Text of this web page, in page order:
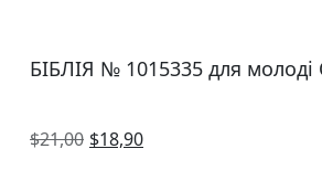
БІБЛІЯ № 1015335 для молоді
$21,00 $18,90